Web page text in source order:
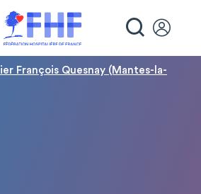
François Quesnay (Mantes-la-
des cookies